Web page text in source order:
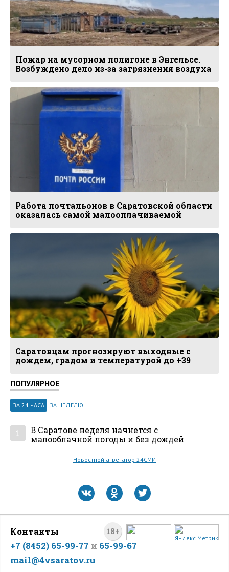
Пожар на мусорном полигоне в Энгельсе.
Возбуждено дело из-за загрязнения воздуха
Работа почтальонов в Саратовской области
оказалась самой малооплачиваемой
Саратовцам прогнозируют выходные с
дождем, градом и температурой до +39
ПОПУЛЯРНОЕ
ЗА 24 ЧАСА ЗА НЕДЕЛЮ
1
В Саратове неделя начнется с
малооблачной погоды и без дождей
Новостной агрегатор 24СМИ
18+
Контакты
+7 (8452) 65-99-77 и 65-99-67
mail@4vsaratov.ru